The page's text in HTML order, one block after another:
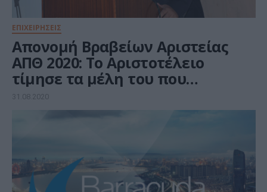
ΕΠΙΧΕΙΡΗΣΕΙΣ
Απονομή Βραβείων Αριστείας
ΑΠΘ 2020: Το Αριστοτέλειο
τίμησε τα μέλη του που
διέπρεψαν
31.08.2020